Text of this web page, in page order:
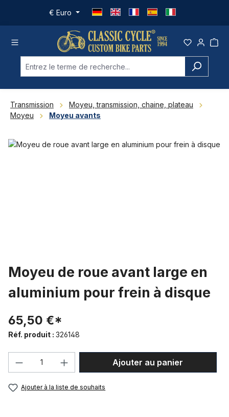
Passer au contenu principal
€ Euro
Transmission
Moyeu, transmission, chaine, plateau
Moyeu
Moyeu avants
Ignorer la galerie d'images
Moyeu de roue avant large en
aluminium pour frein à disque
65,50 €*
Réf. produit : 326148
Quantité de produit : Entrez la
Ajouter au panier
Ajouter à la liste de souhaits